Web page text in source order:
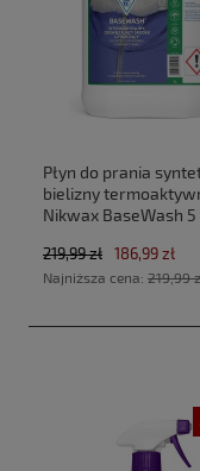
Płyn do prania
bielizny
Nikwax BaseWash 5
219,99 zł 186,99 zł
Najniższa cena: 219,99